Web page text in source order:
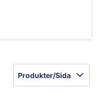
Produkter/Sida